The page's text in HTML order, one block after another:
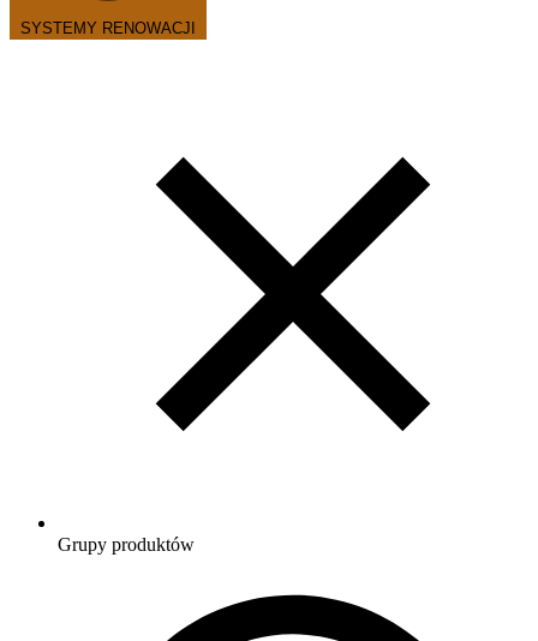
SYSTEMY RENOWACJI
Grupy produktów